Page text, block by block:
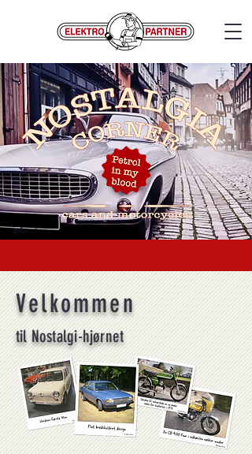
Velkommen
til Nostalgi-hjørnet